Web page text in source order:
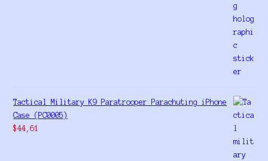
Tactical Military K9 Paratrooper Parachuting iPhone
Case (PC0005)
$44,61